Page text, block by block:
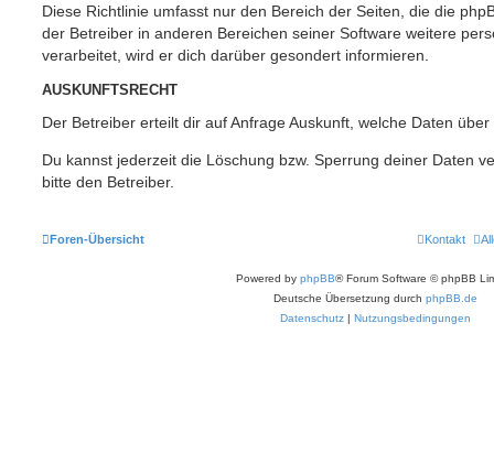
Diese Richtlinie umfasst nur den Bereich der Seiten, die die
der Betreiber in anderen Bereichen seiner Software weitere
verarbeitet, wird er dich darüber gesondert informieren.
AUSKUNFTSRECHT
Der Betreiber erteilt dir auf Anfrage Auskunft, welche Daten
Du kannst jederzeit die Löschung bzw. Sperrung deiner Daten
bitte den Betreiber.
Foren-Übersicht Kontakt
Powered by phpBB® Forum Software © phpBB
Deutsche Übersetzung durch phpBB.de
Datenschutz
Nutzungsbedingungen